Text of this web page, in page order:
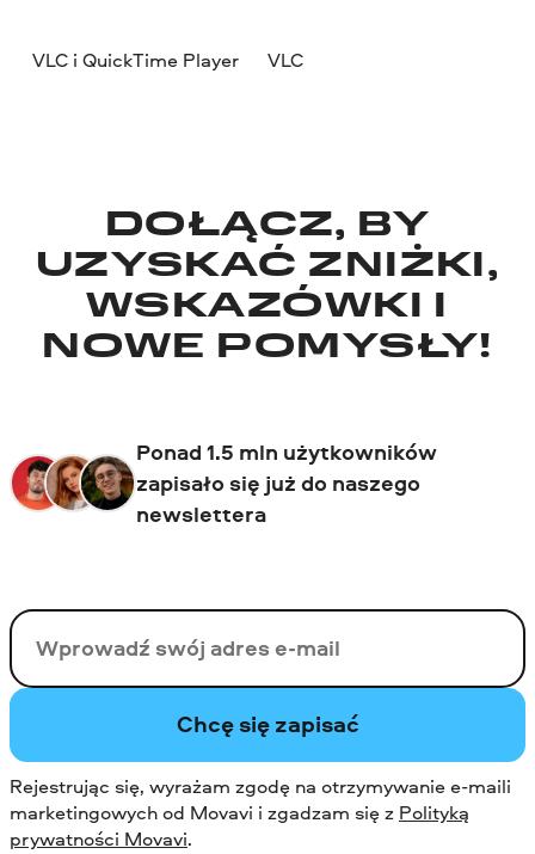
VLC i QuickTime Player VLC
DOŁĄCZ, BY
UZYSKAĆ ZNIŻKI,
WSKAZÓWKI I
NOWE POMYSŁY!
Ponad 1.5 mln użytkowników
zapisało się już do naszego
newslettera
Twój email
Chcę się zapisać
Rejestrując się, wyrażam zgodę na otrzymywanie e-maili
marketingowych od Movavi i zgadzam się z Polityką
prywatności Movavi.